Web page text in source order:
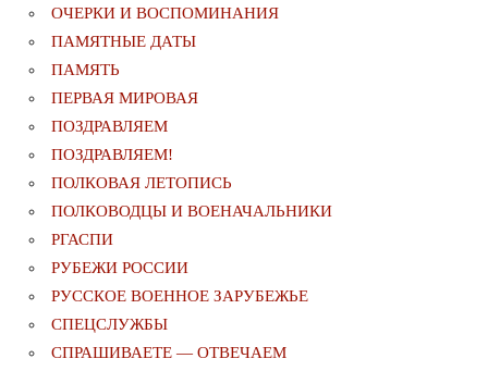
ОЧЕРКИ И ВОСПОМИНАНИЯ
ПАМЯТНЫЕ ДАТЫ
ПАМЯТЬ
ПЕРВАЯ МИРОВАЯ
ПОЗДРАВЛЯЕМ
ПОЗДРАВЛЯЕМ!
ПОЛКОВАЯ ЛЕТОПИСЬ
ПОЛКОВОДЦЫ И ВОЕНАЧАЛЬНИКИ
РГАСПИ
РУБЕЖИ РОССИИ
РУССКОЕ ВОЕННОЕ ЗАРУБЕЖЬЕ
СПЕЦСЛУЖБЫ
СПРАШИВАЕТЕ — ОТВЕЧАЕМ